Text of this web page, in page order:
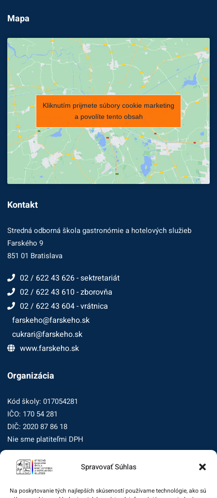
Spravovať Súhlas
Na poskytovanie tých najlepších skúseností používame technológie, ako sú
Mapa
Kliknutím prijmete súbory cookie marketing
a povolíte tento obsah
Kontakt
Stredná odborná škola gastronómie a hotelových služieb
Farského 9
851 01 Bratislava
02 / 622 43 626 - sektretariát
02 / 622 43 610 - zborovňa
02 / 622 43 604 - vrátnica
farskeho@farskeho.sk
cukrari@farskeho.sk
www.farskeho.sk
Organizácia
Kód školy: 017054281
IČO: 170 54 281
DIČ: 2020 87 86 18
Nie sme platiteľmi DPH
Zásady ochrany osobných údajov